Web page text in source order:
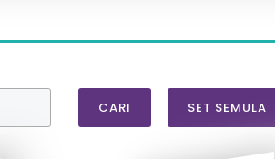
CARI SET SEMULA